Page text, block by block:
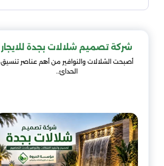
شركة تصميم شلالات بجدة للايجار
أصبحت الشلالات والنوافير من أهم عناصر تنسيق
الحدائ..